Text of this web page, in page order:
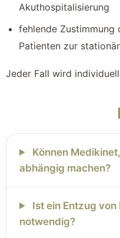
Akuthospitalisierung
fehlende Zustimmung
Patienten zur
Jeder Fall wird
Können
abhängig machen?
Ist ein Entzug
notwendig?